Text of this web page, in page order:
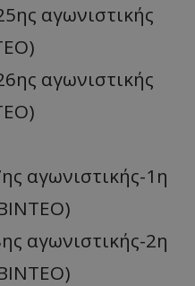
αγωνιστικής
αγωνιστικής
αγωνιστικής-1η
αγωνιστικής-2η